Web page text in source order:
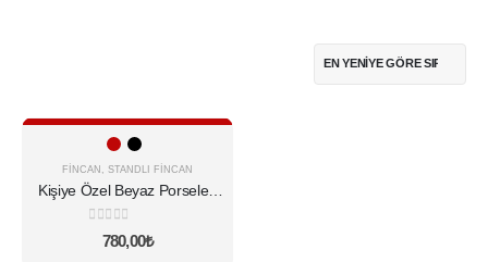
Seçenekleri Göster
Bu
fazla
varyasyonu
FINCAN STANDLI FINCAN
Kişiye Özel Beyaz Porselen
Fincan Seti
5 üzerinden
780,00₺